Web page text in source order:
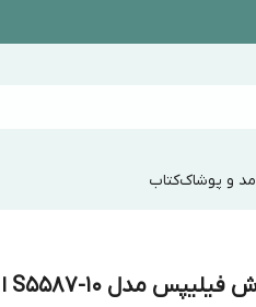
مد و پوشاککتاب
ماشین ریش تراش فیلیپس مدل S5587-10 ا